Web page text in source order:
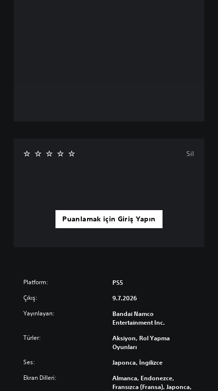
Puanlamak için Giriş Yapın
Sil
Platform: PS5
Çıkış: 9.7.2026
Yayınlayan:
Bandai Namco
Entertainment Inc.
Türler:
Aksiyon, Rol Yapma
Oyunları
Ses: Japonca, İngilizce
Ekran Dilleri:
Almanca, Endonezce,
Fransızca (Fransa), Japonca,